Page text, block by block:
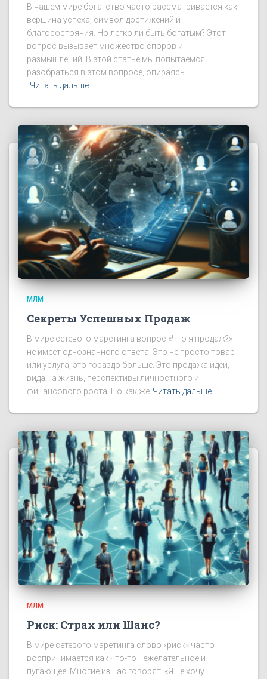
В нашем мире богатство часто рассматривается как
вершина успеха, символ достижений и
благосостояния. Но легко ли быть богатым? Этот
вопрос вызывает множество споров и
размышлений. В этой статье мы попытаемся
разобраться в этом вопросе, опираясь
Читать дальше
МЛМ
Секреты Успешных Продаж
В мире сетевого маретинга вопрос «Что я продаж?»
не имеет однозначного ответа. Это не просто товар
или услуга, это гораздо больше. Это продажа идеи,
вида на жизнь, перспективы личностного и
финансового роста. Но как же Читать дальше
МЛМ
Риск: Страх или Шанс?
В мире сетевого маретинга слово «риск» часто
воспринимается как что-то нежелательное и
пугающее. Многие из нас говорят: «Я не хочу